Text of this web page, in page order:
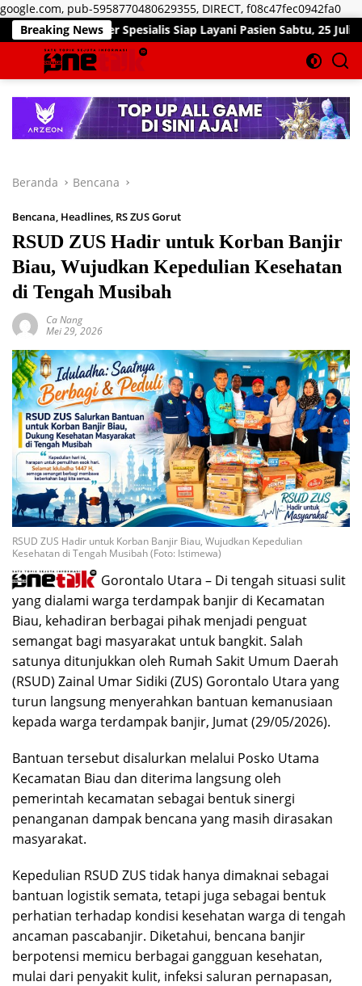
google.com, pub-5958770480629355, DIRECT, f08c47fec0942fa0
ke
Breaking News
Spesialis Siap Layani Pasien Sabtu, 25 Juli 2026
Beranda Bencana
Bencana, Headlines, RS ZUS Gorut
RSUD ZUS Hadir untuk Korban Banjir
Biau, Wujudkan Kepedulian Kesehatan
di Tengah Musibah
Ca Nang
Mei 29, 2026
RSUD ZUS Hadir untuk Korban Banjir Biau, Wujudkan Kepedulian
Kesehatan di Tengah Musibah (Foto: Istimewa)
Gorontalo Utara – Di tengah situasi sulit
yang dialami warga terdampak banjir di Kecamatan
Biau, kehadiran berbagai pihak menjadi penguat
semangat bagi masyarakat untuk bangkit. Salah
satunya ditunjukkan oleh Rumah Sakit Umum Daerah
(RSUD) Zainal Umar Sidiki (ZUS) Gorontalo Utara yang
turun langsung menyerahkan bantuan kemanusiaan
kepada warga terdampak banjir, Jumat (29/05/2026).
Bantuan tersebut disalurkan melalui Posko Utama
Kecamatan Biau dan diterima langsung oleh
pemerintah kecamatan sebagai bentuk sinergi
penanganan dampak bencana yang masih dirasakan
masyarakat.
Kepedulian RSUD ZUS tidak hanya dimaknai sebagai
bantuan logistik semata, tetapi juga sebagai bentuk
perhatian terhadap kondisi kesehatan warga di tengah
ancaman pascabanjir. Diketahui, bencana banjir
berpotensi memicu berbagai gangguan kesehatan,
mulai dari penyakit kulit, infeksi saluran pernapasan,